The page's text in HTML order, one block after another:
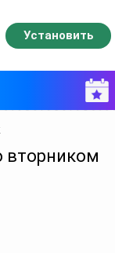
вторником
Установить